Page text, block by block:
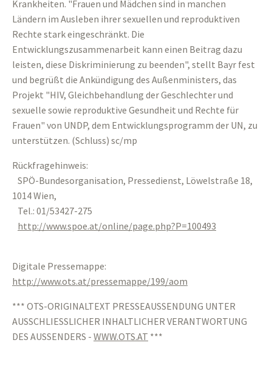
Krankheiten. "Frauen und Mädchen sind in manchen
Ländern im Ausleben ihrer sexuellen und reproduktiven
Rechte stark eingeschränkt. Die
Entwicklungszusammenarbeit kann einen Beitrag dazu
leisten, diese Diskriminierung zu beenden", stellt Bayr fest
und begrüßt die Ankündigung des Außenministers, das
Projekt "HIV, Gleichbehandlung der Geschlechter und
sexuelle sowie reproduktive Gesundheit und Rechte für
Frauen" von UNDP, dem Entwicklungsprogramm der UN, zu
unterstützen. (Schluss) sc/mp
Rückfragehinweis:
SPÖ-Bundesorganisation, Pressedienst, Löwelstraße 18,
1014 Wien,
Tel.: 01/53427-275
http://www.spoe.at/online/page.php?P=100493
Digitale Pressemappe:
http://www.ots.at/pressemappe/199/aom
*** OTS-ORIGINALTEXT PRESSEAUSSENDUNG UNTER
AUSSCHLIESSLICHER INHALTLICHER VERANTWORTUNG
DES AUSSENDERS - WWW.OTS.AT ***